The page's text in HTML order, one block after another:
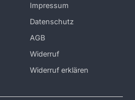
Impressum
Datenschutz
AGB
Widerruf
Widerruf erklären